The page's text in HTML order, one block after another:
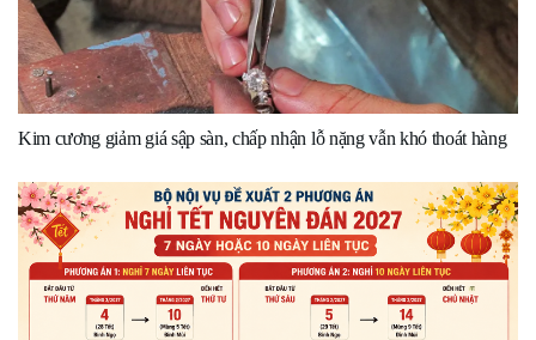
Kim cương giảm giá sập sàn, chấp nhận lỗ nặng vẫn khó thoát hàng